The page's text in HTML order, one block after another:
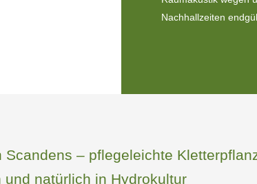
Nachhallzeiten
Scandens – pflegeleichte
und natürlich in Hydrokultur